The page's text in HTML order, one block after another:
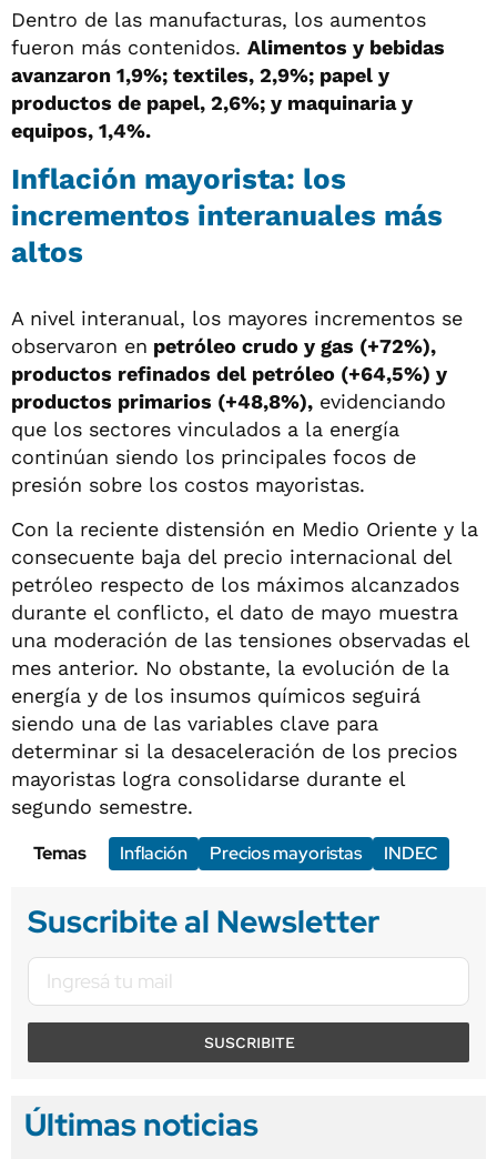
Dentro de las manufacturas, los aumentos
fueron más contenidos. Alimentos y bebidas
avanzaron 1,9%; textiles, 2,9%; papel y
productos de papel, 2,6%; y maquinaria y
equipos, 1,4%.
Inflación mayorista: los
incrementos interanuales más
altos
A nivel interanual, los mayores incrementos se
observaron en petróleo crudo y gas (+72%),
productos refinados del petróleo (+64,5%) y
productos primarios (+48,8%), evidenciando
que los sectores vinculados a la energía
continúan siendo los principales focos de
presión sobre los costos mayoristas.
Con la reciente distensión en Medio Oriente y la
consecuente baja del precio internacional del
petróleo respecto de los máximos alcanzados
durante el conflicto, el dato de mayo muestra
una moderación de las tensiones observadas el
mes anterior. No obstante, la evolución de la
energía y de los insumos químicos seguirá
siendo una de las variables clave para
determinar si la desaceleración de los precios
mayoristas logra consolidarse durante el
segundo semestre.
Temas
Inflación Precios mayoristas INDEC
Suscribite al Newsletter
SUSCRIBITE
Últimas noticias